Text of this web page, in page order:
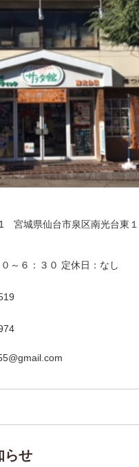
宮城県仙台市泉区南光台東１
～６：３０ 定休日：なし
らせ